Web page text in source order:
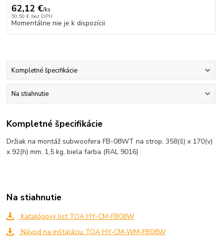
62,12 €/ks
50,50 € bez DPH
Momentálne nie je k dispozícii
Kompletné špecifikácie
Na stiahnutie
Kompletné špecifikácie
Držiak na montáž subwoofera FB-08WT na strop, 358(š) x 170(v)
x 92(h) mm, 1,5 kg, biela farba (RAL 9016)
Na stiahnutie
Katalógový list TOA HY-CM-FB08W
Návod na inštaláciu TOA HY-CM-WM-FB08W